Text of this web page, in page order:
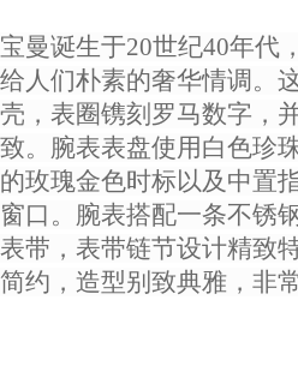
宝曼诞生于20世纪40年代
给人们朴素的奢华情调。
壳，表圈镌刻罗马数字，
致。腕表表盘使用白色珍
的玫瑰金色时标以及中置
窗口。腕表搭配一条不锈
表带，表带链节设计精致
简约，造型别致典雅，非常